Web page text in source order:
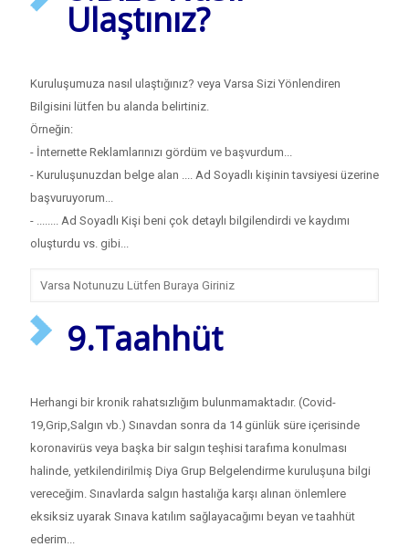
Ulaştınız?
Kuruluşumuza nasıl ulaştığınız? veya Varsa Sizi Yönlendiren
Bilgisini lütfen bu alanda belirtiniz.
Örneğin:
- İnternette Reklamlarınızı gördüm ve başvurdum...
- Kuruluşunuzdan belge alan .... Ad Soyadlı kişinin tavsiyesi üzerine
başvuruyorum...
- ........ Ad Soyadlı Kişi beni çok detaylı bilgilendirdi ve kaydımı
oluşturdu vs. gibi...
9.Taahhüt
Herhangi bir kronik rahatsızlığım bulunmamaktadır. (Covid-
19,Grip,Salgın vb.) Sınavdan sonra da 14 günlük süre içerisinde
koronavirüs veya başka bir salgın teşhisi tarafıma konulması
halinde, yetkilendirilmiş Diya Grup Belgelendirme kuruluşuna bilgi
vereceğim. Sınavlarda salgın hastalığa karşı alınan önlemlere
eksiksiz uyarak Sınava katılım sağlayacağımı beyan ve taahhüt
ederim...